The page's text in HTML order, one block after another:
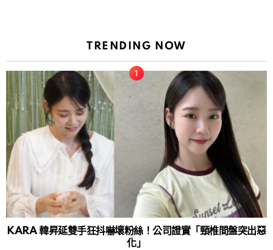
TRENDING NOW
KARA 韓昇延雙手狂抖嚇壞粉絲！公司證實「頸椎間盤突出惡
化」